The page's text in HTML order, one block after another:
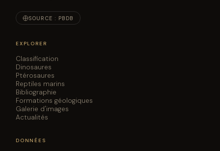
SOURCE : PBDB
EXPLORER
Classification
Dinosaures
Ptérosaures
Reptiles marins
Bibliographie
Formations géologiques
Galerie d'images
Actualités
DONNÉES